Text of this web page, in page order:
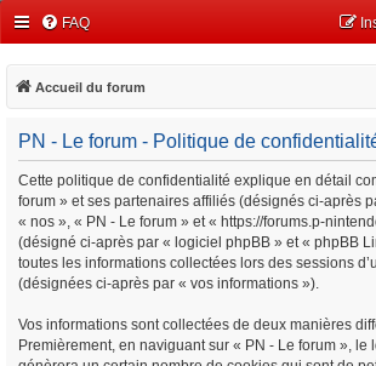
FAQ
Accueil du forum
PN - Le forum - Politique de
Cette politique de confidentialité explique en détail
forum » et ses partenaires affiliés (désignés ci-après
« nos », « PN - Le forum » et « https://forums.p-
(désigné ci-après par « logiciel phpBB » et « phpBB
toutes les informations collectées lors des sessions
(désignées ci-après par « vos informations »).
Vos informations sont collectées de deux manières
Premièrement, en naviguant sur « PN - Le forum », le